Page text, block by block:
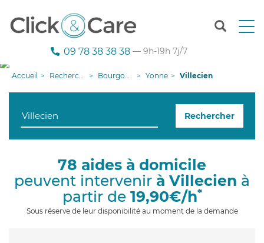
T
n
g
i
09 78 38 38 38 — 9h-19h 7j/7
Accueil Recherche aide à domicile Bourgogne-Franche-Comté Yonne Villecien
Rechercher
78 aides à domicile
peuvent intervenir à Villecien à
partir de 19,90€/h*
Sous réserve de leur disponibilité au moment de la demande